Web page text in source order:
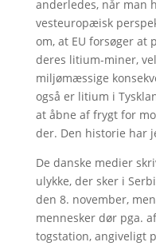
anderledes, når man
vesteuropæisk
om, at EU forsøger at
deres litium-miner,
miljømæssige
også er litium i
at åbne af frygt for
der. Den historie har
De danske medier
ulykke, der sker i
den 8. november,
mennesker dør pga.
togstation, angiveligt